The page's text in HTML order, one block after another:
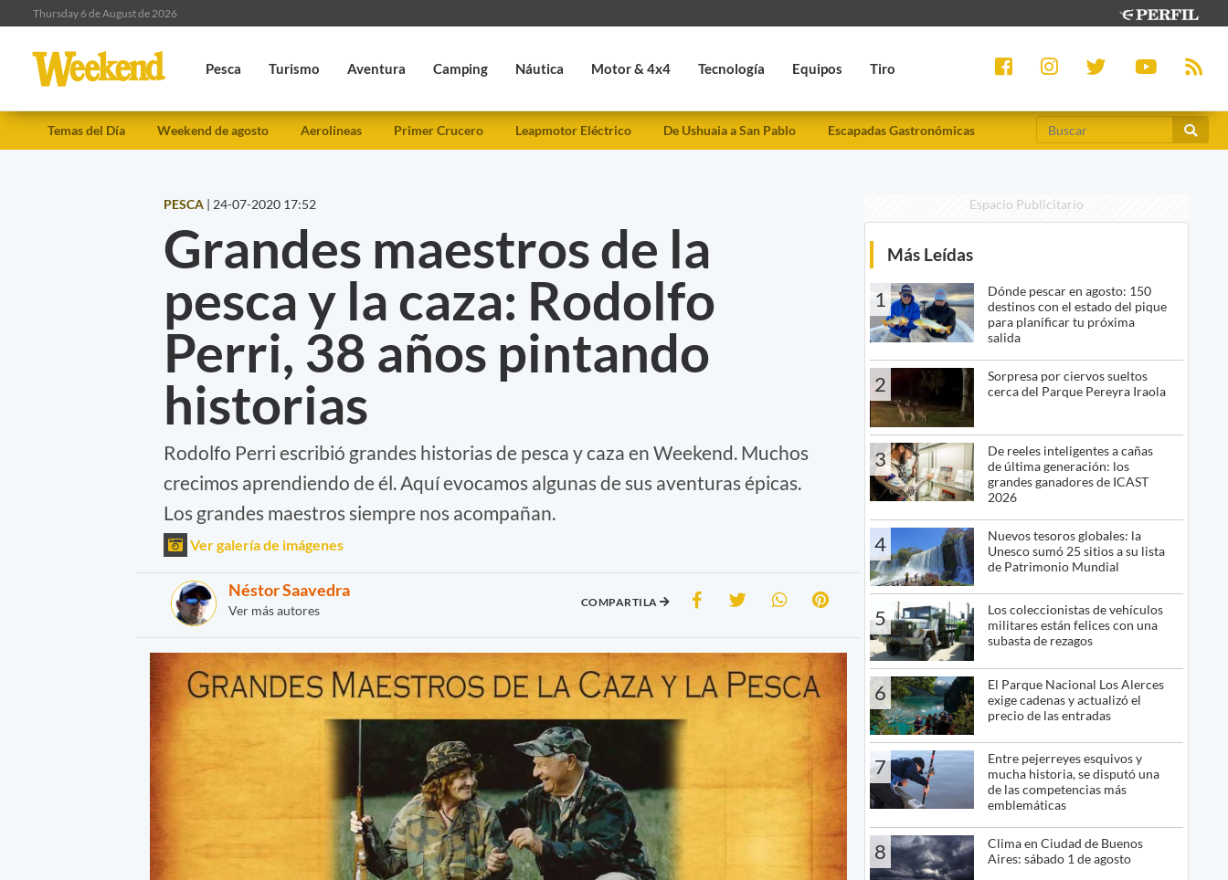
Thursday 6 de August de 2026
Pesca Turismo Aventura Camping Náutica Motor & 4x4 Tecnología Equipos Tiro
Temas del Día Weekend de agosto Aerolíneas Primer Crucero Leapmotor Eléctrico De Ushuaia a San Pablo Escapadas Gastronómicas
PESCA | 24-07-2020 17:52
Grandes maestros de la
pesca y la caza: Rodolfo
Perri, 38 años pintando
historias
Rodolfo Perri escribió grandes historias de pesca y caza en Weekend. Muchos
crecimos aprendiendo de él. Aquí evocamos algunas de sus aventuras épicas.
Los grandes maestros siempre nos acompañan.
Ver galería de imágenes
Néstor Saavedra
Ver más autores
COMPARTILA
Espacio Publicitario
Más Leídas
1
Dónde pescar en agosto: 150
destinos con el estado del pique
para planificar tu próxima
salida
2
Sorpresa por ciervos sueltos
cerca del Parque Pereyra Iraola
3
De reeles inteligentes a cañas
de última generación: los
grandes ganadores de ICAST
2026
4
Nuevos tesoros globales: la
Unesco sumó 25 sitios a su lista
de Patrimonio Mundial
5
Los coleccionistas de vehículos
militares están felices con una
subasta de rezagos
6
El Parque Nacional Los Alerces
exige cadenas y actualizó el
precio de las entradas
7
Entre pejerreyes esquivos y
mucha historia, se disputó una
de las competencias más
emblemáticas
8
Clima en Ciudad de Buenos
Aires: sábado 1 de agosto